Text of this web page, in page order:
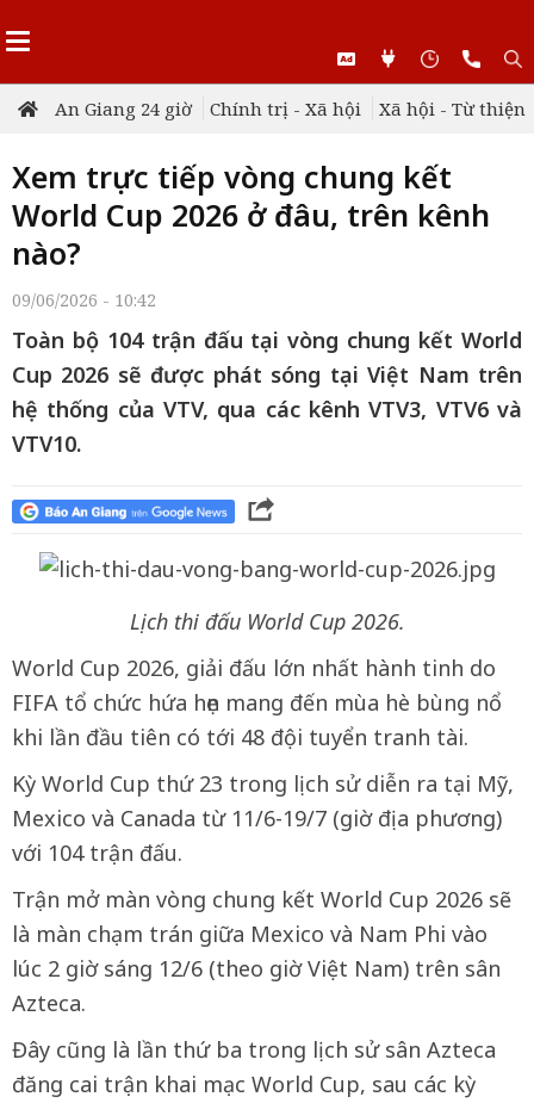
An Giang 24 giờ Chính trị - Xã hội Xã hội - Từ thiện
Xem trực tiếp vòng chung kết
World Cup 2026 ở đâu, trên kênh
nào?
09/06/2026 - 10:42
Toàn bộ 104 trận đấu tại vòng chung kết World
Cup 2026 sẽ được phát sóng tại Việt Nam trên
hệ thống của VTV, qua các kênh VTV3, VTV6 và
VTV10.
Lịch thi đấu World Cup 2026.
World Cup 2026, giải đấu lớn nhất hành tinh do
FIFA tổ chức hứa hẹn mang đến mùa hè bùng nổ
khi lần đầu tiên có tới 48 đội tuyển tranh tài.
Kỳ World Cup thứ 23 trong lịch sử diễn ra tại Mỹ,
Mexico và Canada từ 11/6-19/7 (giờ địa phương)
với 104 trận đấu.
Trận mở màn vòng chung kết World Cup 2026 sẽ
là màn chạm trán giữa Mexico và Nam Phi vào
lúc 2 giờ sáng 12/6 (theo giờ Việt Nam) trên sân
Azteca.
Đây cũng là lần thứ ba trong lịch sử sân Azteca
đăng cai trận khai mạc World Cup, sau các kỳ